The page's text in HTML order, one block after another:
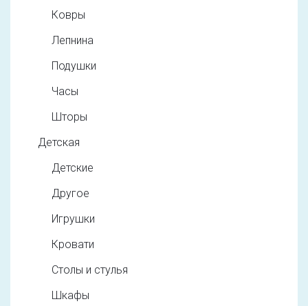
Ковры
Лепнина
Подушки
Часы
Шторы
Детская
Детские
Другое
Игрушки
Кровати
Столы и стулья
Шкафы